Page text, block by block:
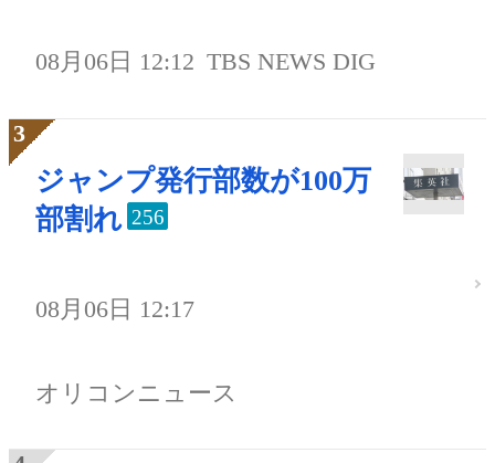
08月06日 12:12 TBS NEWS DIG
ジャンプ発行部数が100万
部割れ 256
08月06日 12:17
オリコンニュース